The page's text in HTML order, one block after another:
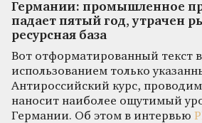
Германии: промышленное
падает пятый год, утрачен
ресурсная база
Вот отформатированный текст
использованием только
Антироссийский курс,
наносит наиболее ощутимый
Германии. Об этом в интервью